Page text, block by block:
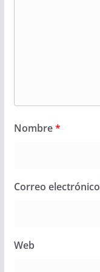
Nombre*
Correo electrónico
Web